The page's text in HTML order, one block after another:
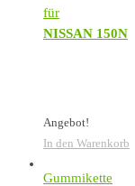
für
NISSAN 150N
Angebot!
In den Warenkorb
Gummikette